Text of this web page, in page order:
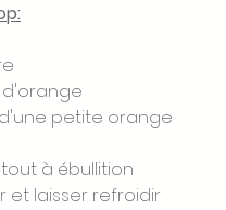
petite orange
à ébullition
et laisser refroidir